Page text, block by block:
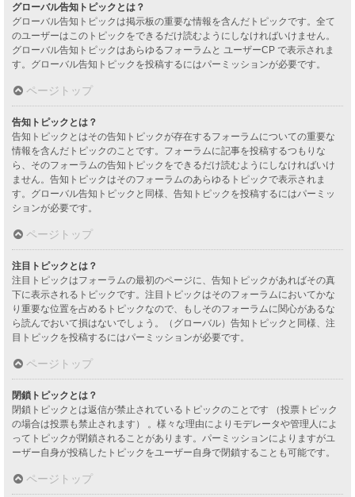
グローバル告知トピックとは？
グローバル告知トピックは掲示板の重要な情報を含んだトピックです。全て
のユーザーはこのトピックをできるだけ読むようにしなければいけません。
グローバル告知トピックはあらゆるフォーラムと ユーザーCP で表示されま
す。グローバル告知トピックを投稿するにはパーミッションが必要です。
ページトップ
告知トピックとは？
告知トピックとはその告知トピックが存在するフォーラムについての重要な
情報を含んだトピックのことです。フォーラムに記事を投稿するつもりな
ら、そのフォーラムの告知トピックをできるだけ読むようにしなければいけ
ません。告知トピックはそのフォーラムのあらゆるトピックで表示されま
す。グローバル告知トピックと同様、告知トピックを投稿するにはパーミッ
ションが必要です。
ページトップ
注目トピックとは？
注目トピックはフォーラムの最初のページに、告知トピックがあればその真
下に表示されるトピックです。注目トピックはそのフォーラムにおいてかな
り重要な位置を占めるトピックなので、もしそのフォーラムに関心があるな
ら読んでおいて損はないでしょう。（グローバル）告知トピックと同様、注
目トピックを投稿するにはパーミッションが必要です。
ページトップ
閉鎖トピックとは？
閉鎖トピックとは返信が禁止されているトピックのことです （投票トピック
の場合は投票も禁止されます） 。様々な理由によりモデレータや管理人によ
ってトピックが閉鎖されることがあります。パーミッションによりますがユ
ーザー自身が投稿したトピックをユーザー自身で閉鎖することも可能です。
ページトップ